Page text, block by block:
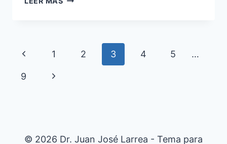
Navegación
de
Página
anterior
1 2 3 4 5 …
9
Siguiente
© 2026 Dr. Juan José Larrea - Tema para